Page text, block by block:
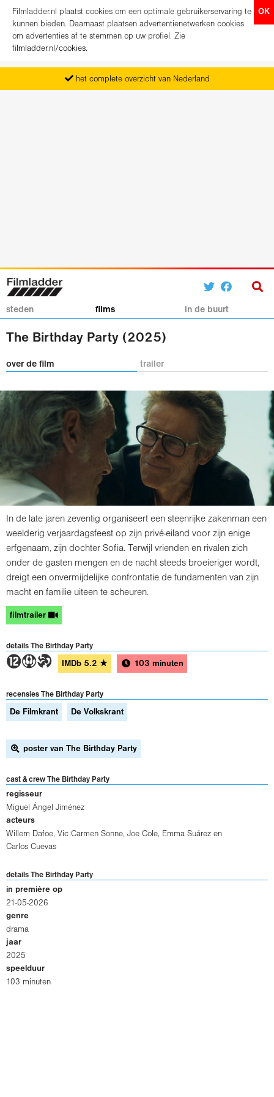
OK
Filmladder.nl plaatst cookies om een optimale gebruikerservaring te
kunnen bieden. Daarnaast plaatsen advertentienetwerken cookies
om advertenties af te stemmen op uw profiel. Zie
filmladder.nl/cookies.
het complete overzicht van Nederland
vanaf maandag het nieuwe programma
koop direct je kaartjes
steden films in de buurt
The Birthday Party (2025)
over de film trailer
In de late jaren zeventig organiseert een steenrijke zakenman een
weelderig verjaardagsfeest op zijn privé-eiland voor zijn enige
erfgenaam, zijn dochter Sofia. Terwijl vrienden en rivalen zich
onder de gasten mengen en de nacht steeds broeieriger wordt,
dreigt een onvermijdelijke confrontatie de fundamenten van zijn
macht en familie uiteen te scheuren.
filmtrailer
details The Birthday Party
4ST IMDb 5.2 ★ 103 minuten
recensies The Birthday Party
De Filmkrant De Volkskrant
poster van The Birthday Party
cast & crew The Birthday Party
regisseur
Miguel Ángel Jiménez
acteurs
Willem Dafoe, Vic Carmen Sonne, Joe Cole, Emma Suárez en
Carlos Cuevas
details The Birthday Party
in première op
21-05-2026
genre
drama
jaar
2025
speelduur
103 minuten